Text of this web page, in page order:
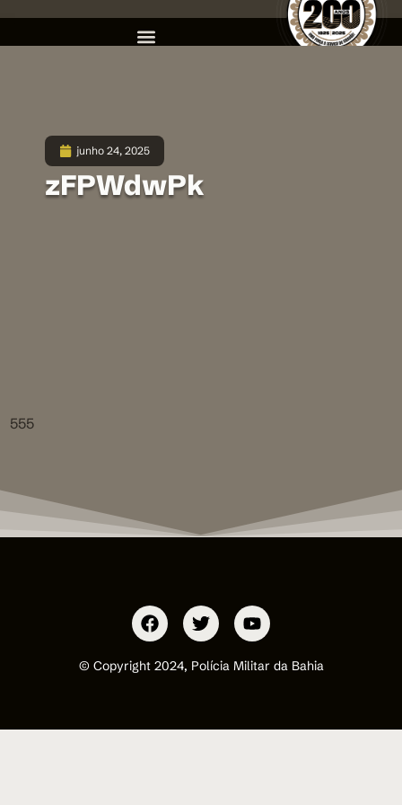
junho 24, 2025
zFPWdwPk
555
© Copyright 2024, Polícia Militar da Bahia